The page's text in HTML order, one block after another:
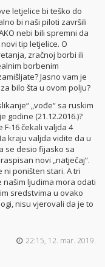
letjelice bi teško do
bi naši piloti završili
nebi bili spremni da
tip letjelice. O
zračnoj borbi ili
borbenim
Jasno vam je
bilo šta u ovom polju?
„vođe“ sa ruskim
(21.12.2016.)?
16 čekali valjda 4
kraju valjda vidite da u
se desio fijasko sa
novi „natječaj“.
ni poništen stari. A tri
našim ljudima mora odati
sredstvima u ovako
nisu vjerovali da je to
22:15, 12. mar. 2019.